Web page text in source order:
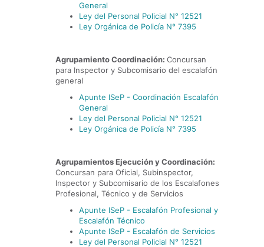
General
Ley del Personal Policial N° 12521
Ley Orgánica de Policía N° 7395
Agrupamiento Coordinación: Concursan
para Inspector y Subcomisario del escalafón
general
Apunte ISeP - Coordinación Escalafón
General
Ley del Personal Policial N° 12521
Ley Orgánica de Policía N° 7395
Agrupamientos Ejecución y Coordinación:
Concursan para Oficial, Subinspector,
Inspector y Subcomisario de los Escalafones
Profesional, Técnico y de Servicios
Apunte ISeP - Escalafón Profesional y
Escalafón Técnico
Apunte ISeP - Escalafón de Servicios
Ley del Personal Policial N° 12521